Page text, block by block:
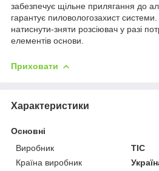
забезпечує щільне прилягання до
гарантує пиловологозахист
натиснути-зняти розсіювач у разі
елементів основи.
Приховати
Характеристики
Основні
Виробник
ТІС
Країна виробник